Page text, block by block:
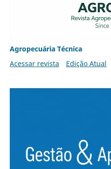
Agropecuária Técnica
Acessar revista
Edição Atual